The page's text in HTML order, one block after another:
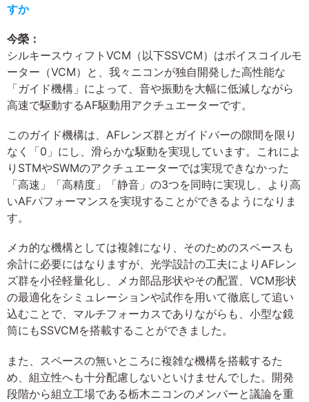
すか
今榮：
シルキースウィフトVCM（以下SSVCM）はボイスコイルモ
ーター（VCM）と、我々ニコンが独自開発した高性能な
「ガイド機構」によって、音や振動を大幅に低減しながら
高速で駆動するAF駆動用アクチュエーターです。
このガイド機構は、AFレンズ群とガイドバーの隙間を限り
なく「0」にし、滑らかな駆動を実現しています。これによ
りSTMやSWMのアクチュエーターでは実現できなかった
「高速」「高精度」「静音」の3つを同時に実現し、より高
いAFパフォーマンスを実現することができるようになりま
す。
メカ的な機構としては複雑になり、そのためのスペースも
余計に必要にはなりますが、光学設計の工夫によりAFレン
ズ群を小径軽量化し、メカ部品形状やその配置、VCM形状
の最適化をシミュレーションや試作を用いて徹底して追い
込むことで、マルチフォーカスでありながらも、小型な鏡
筒にもSSVCMを搭載することができました。
また、スペースの無いところに複雑な機構を搭載するた
め、組立性へも十分配慮しないといけませんでした。開発
段階から組立工場である栃木ニコンのメンバーと議論を重